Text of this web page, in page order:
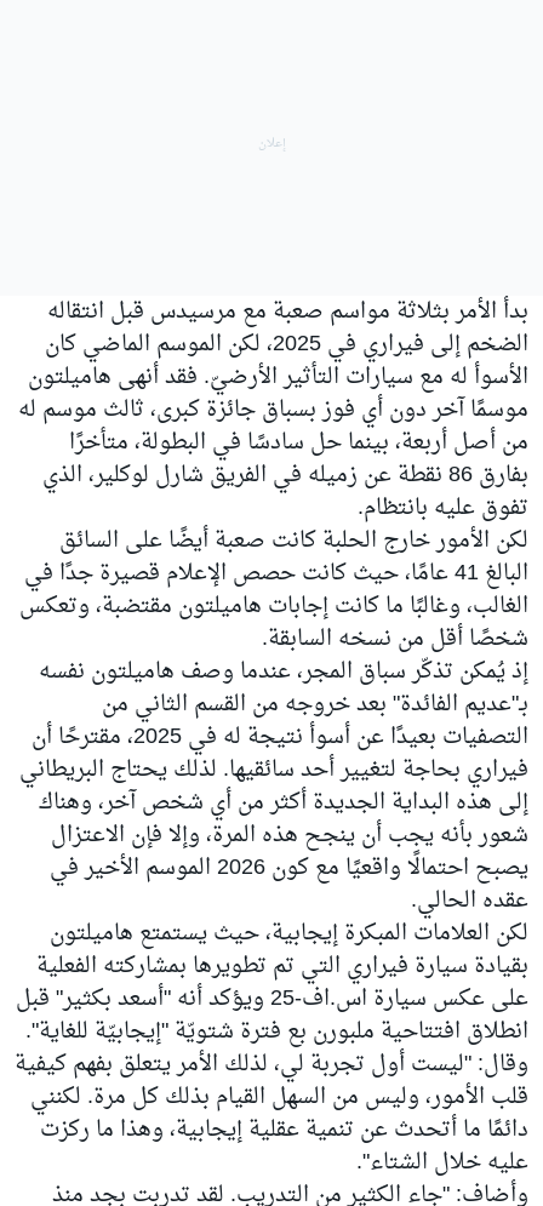
بدأ الأمر بثلاثة مواسم صعبة مع مرسيدس قبل انتقاله
الضخم إلى فيراري في 2025، لكن الموسم الماضي كان
الأسوأ له مع سيارات التأثير الأرضيّ. فقد أنهى هاميلتون
موسمًا آخر دون أي فوز بسباق جائزة كبرى، ثالث موسم له
من أصل أربعة، بينما حل سادسًا في البطولة، متأخرًا
بفارق 86 نقطة عن زميله في الفريق شارل لوكلير، الذي
تفوق عليه بانتظام.
لكن الأمور خارج الحلبة كانت صعبة أيضًا على السائق
البالغ 41 عامًا، حيث كانت حصص الإعلام قصيرة جدًا في
الغالب، وغالبًا ما كانت إجابات هاميلتون مقتضبة، وتعكس
شخصًا أقل من نسخه السابقة.
إذ يُمكن تذكّر سباق المجر، عندما وصف هاميلتون نفسه
بـ"عديم الفائدة" بعد خروجه من القسم الثاني من
التصفيات بعيدًا عن أسوأ نتيجة له في 2025، مقترحًا أن
فيراري بحاجة لتغيير أحد سائقيها. لذلك يحتاج البريطاني
إلى هذه البداية الجديدة أكثر من أي شخص آخر، وهناك
شعور بأنه يجب أن ينجح هذه المرة، وإلا فإن الاعتزال
يصبح احتمالًا واقعيًا مع كون 2026 الموسم الأخير في
عقده الحالي.
لكن العلامات المبكرة إيجابية، حيث يستمتع هاميلتون
بقيادة سيارة فيراري التي تم تطويرها بمشاركته الفعلية
على عكس سيارة اس.اف-25 ويؤكد أنه "أسعد بكثير" قبل
انطلاق افتتاحية ملبورن بع فترة شتويّة "إيجابيّة للغاية".
وقال: "ليست أول تجربة لي، لذلك الأمر يتعلق بفهم كيفية
قلب الأمور، وليس من السهل القيام بذلك كل مرة. لكنني
دائمًا ما أتحدث عن تنمية عقلية إيجابية، وهذا ما ركزت
عليه خلال الشتاء".
وأضاف: "جاء الكثير من التدريب. لقد تدربت بجد منذ